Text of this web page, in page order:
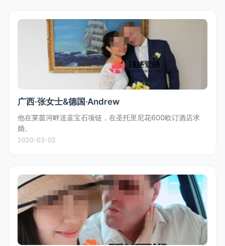
广西·张女士&德国·Andrew
他在莱茵河畔送蓝宝石项链，在圣托里尼花600欧订酒店求
婚。
2020-03-02